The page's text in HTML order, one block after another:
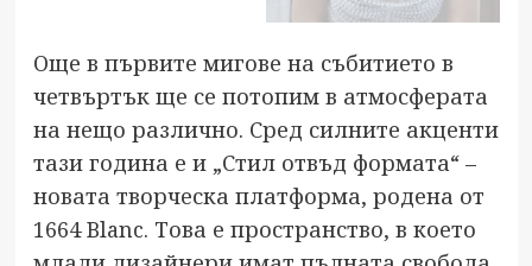
Още в първите мигове на събитието в
четвъртък ще се потопим в атмосферата
на нещо различно. Сред силните акценти
тази година е и „Стил отвъд формата“ –
новата творческа платформа, родена от
1664 Blanc. Това е пространство, в което